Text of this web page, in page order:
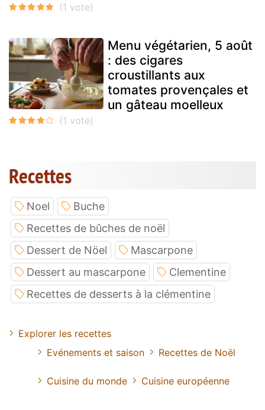
Menu végétarien, 5 août
: des cigares
croustillants aux
tomates provençales et
un gâteau moelleux
Recettes
Noel
Buche
Recettes de bûches de noël
Dessert de Nöel
Mascarpone
Dessert au mascarpone
Clementine
Recettes de desserts à la clémentine
Explorer les recettes
Evénements et saison
Recettes de Noël
Cuisine du monde Cuisine européenne